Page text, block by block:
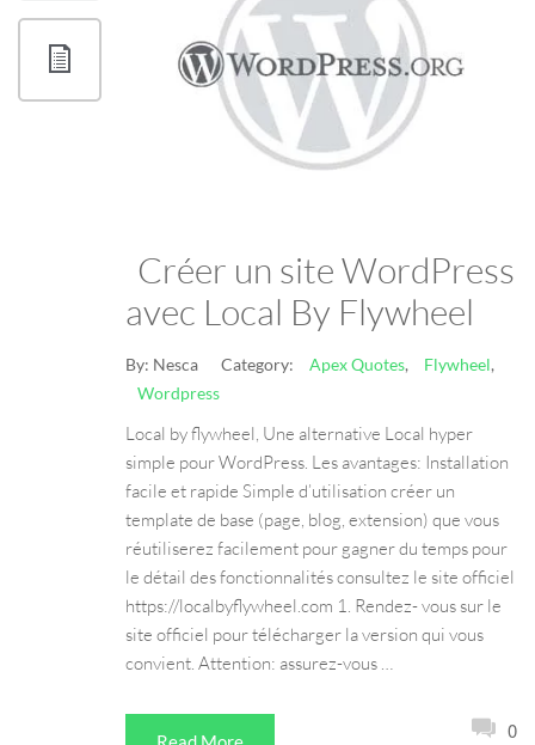
Créer un site WordPress
avec Local By Flywheel
By: Nesca Category: Apex Quotes, Flywheel,
Wordpress
Local by flywheel, Une alternative Local hyper
simple pour WordPress. Les avantages: Installation
facile et rapide Simple d’utilisation créer un
template de base (page, blog, extension) que vous
réutiliserez facilement pour gagner du temps pour
le détail des fonctionnalités consultez le site officiel
https://localbyflywheel.com 1. Rendez- vous sur le
site officiel pour télécharger la version qui vous
convient. Attention: assurez-vous …
0